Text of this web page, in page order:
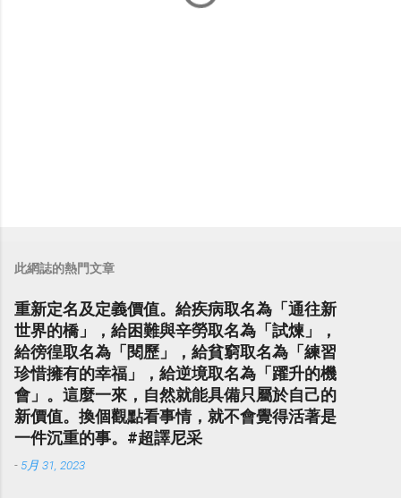
此網誌的熱門文章
重新定名及定義價值。給疾病取名為「通往新
世界的橋」，給困難與辛勞取名為「試煉」，
給徬徨取名為「閱歷」，給貧窮取名為「練習
珍惜擁有的幸福」，給逆境取名為「躍升的機
會」。這麼一來，自然就能具備只屬於自己的
新價值。換個觀點看事情，就不會覺得活著是
一件沉重的事。#超譯尼采
- 5月 31, 2023